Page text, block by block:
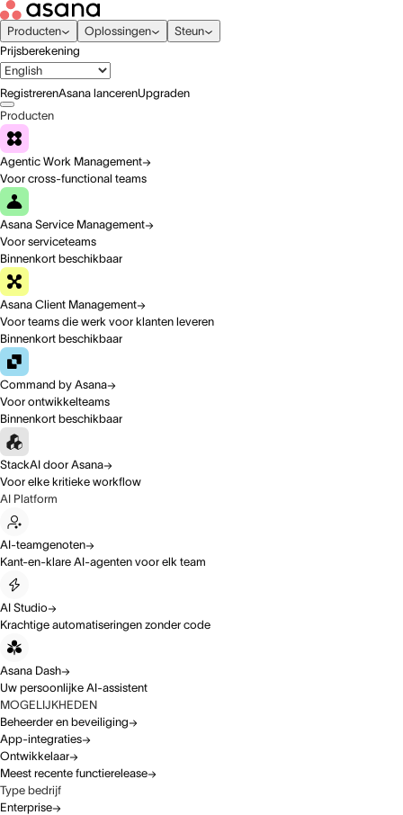
Producten Oplossingen
Steun
Prijsberekening
RegistrerenAsana lancerenUpgraden
Producten
Agentic Work Management
Voor cross-functional teams
Asana Service Management
Voor serviceteams
Binnenkort beschikbaar
Asana Client Management
Voor teams die werk voor klanten leveren
Binnenkort beschikbaar
Command by Asana
Voor ontwikkelteams
Binnenkort beschikbaar
StackAI door Asana
Voor elke kritieke workflow
AI Platform
AI-teamgenoten
Kant-en-klare AI-agenten voor elk team
AI Studio
Krachtige automatiseringen zonder code
Asana Dash
Uw persoonlijke AI-assistent
MOGELIJKHEDEN
Beheerder en beveiliging
App-integraties
Ontwikkelaar
Meest recente functierelease
Type bedrijf
Enterprise